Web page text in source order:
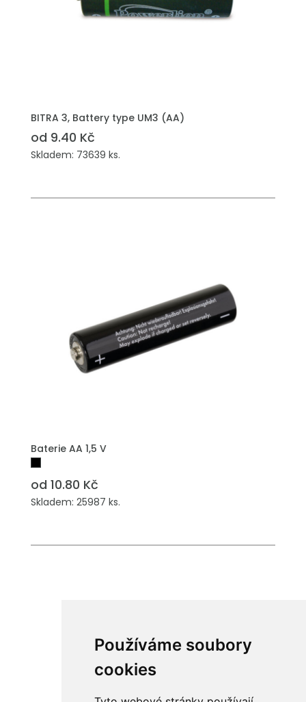
Používáme soubory
cookies
BITRA 3, Battery type UM3 (AA)
od 9.40 Kč
Skladem: 73639 ks.
Baterie AA 1,5 V
od 10.80 Kč
Skladem: 25987 ks.